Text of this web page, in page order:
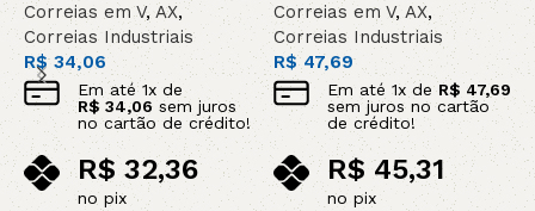
Correias em V, AX,
Correias Industriais
R$34,06
Em até1x de
R$ 34,06 sem juros
no cartão de crédito!
R$ 32,36
no pix
Correias em V, AX,
Correias Industriais
R$47,69
Em até 1x deR$47,69
sem juros no cartão
de crédito!
R$ 45,31
no pix